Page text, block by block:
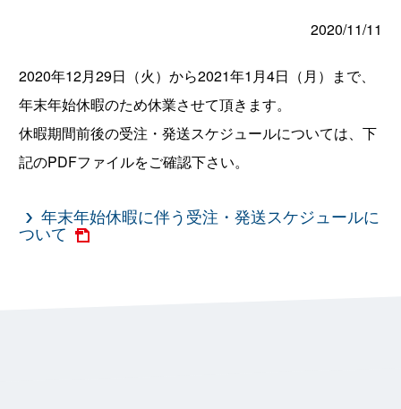
2020/11/11
2020年12月29日（火）から2021年1月4日（月）まで、
年末年始休暇のため休業させて頂きます。
休暇期間前後の受注・発送スケジュールについては、下
記のPDFファイルをご確認下さい。
年末年始休暇に伴う受注・発送スケジュールに
ついて